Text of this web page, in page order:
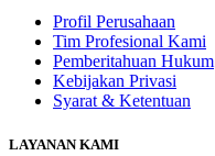
Profil Perusahaan
Tim Profesional Kami
Pemberitahuan Hukum
Kebijakan Privasi
Syarat & Ketentuan
LAYANAN KAMI